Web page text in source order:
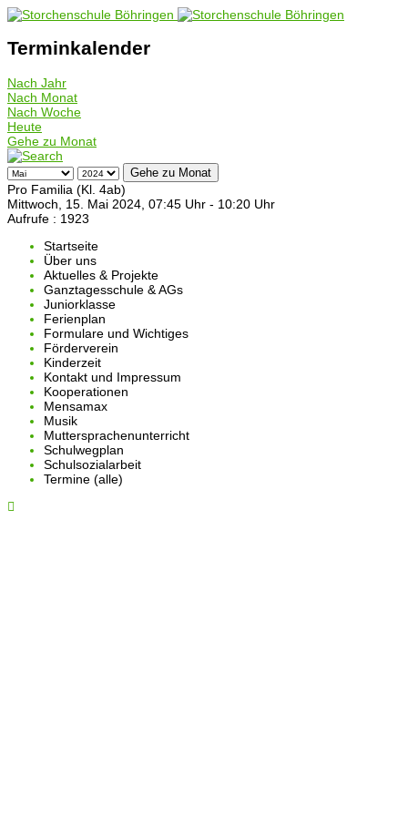
Terminkalender
Nach Jahr
Nach Monat
Nach Woche
Heute
Gehe zu Monat
Gehe zu Monat
Pro Familia (Kl. 4ab)
Mittwoch, 15. Mai 2024, 07:45 Uhr - 10:20 Uhr
Aufrufe : 1923
Startseite
Über uns
Aktuelles & Projekte
Ganztagesschule & AGs
Juniorklasse
Ferienplan
Formulare und Wichtiges
Förderverein
Kinderzeit
Kontakt und Impressum
Kooperationen
Mensamax
Musik
Muttersprachenunterricht
Schulwegplan
Schulsozialarbeit
Termine (alle)